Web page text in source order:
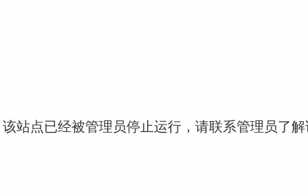
站点已经被管理员停止运行，请联系管理员了